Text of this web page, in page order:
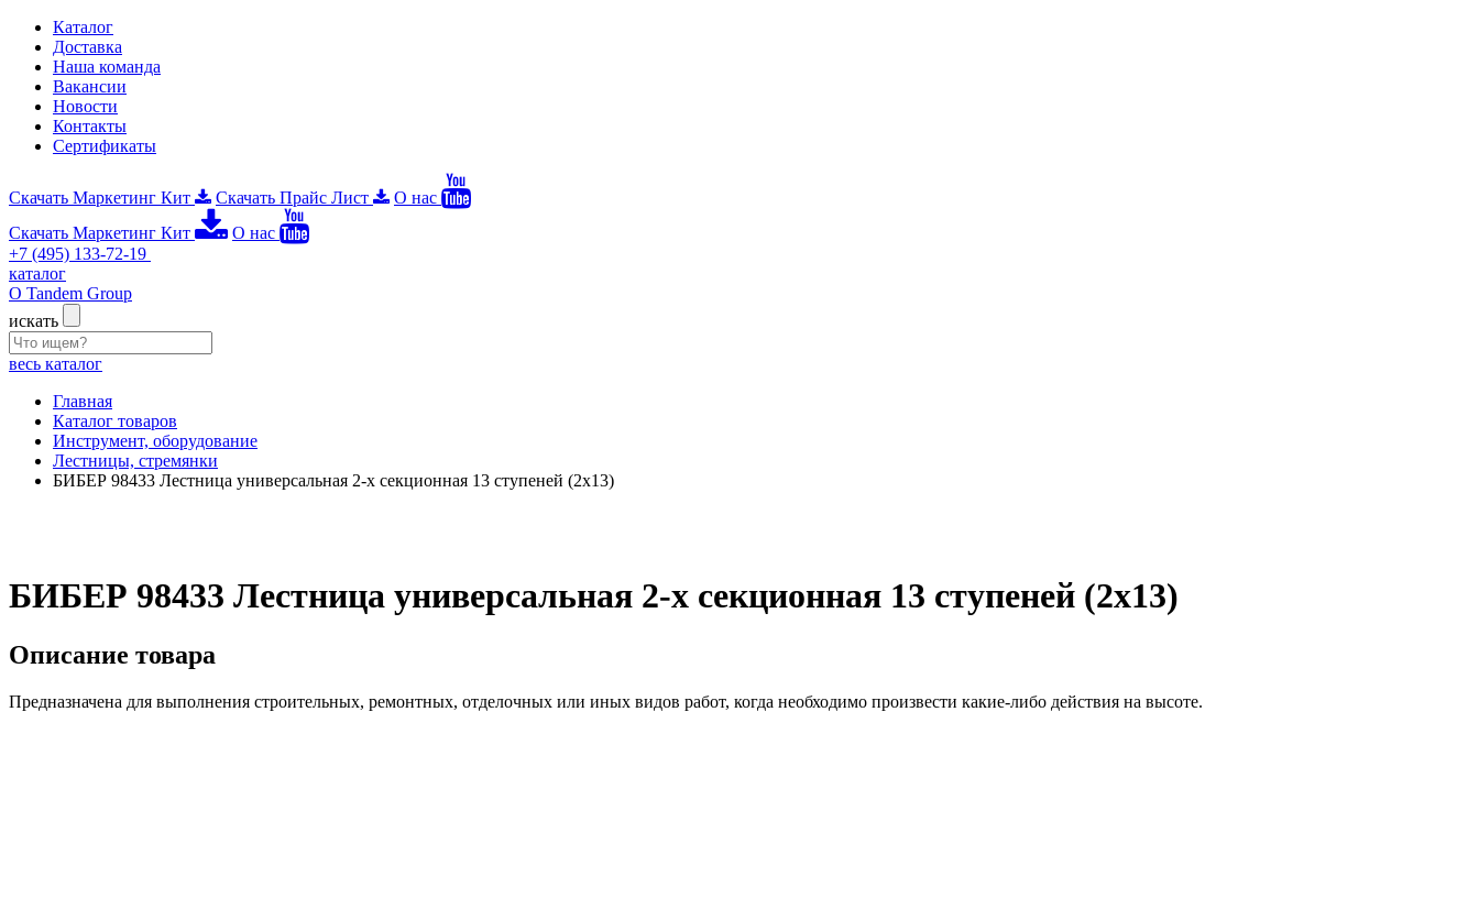
Каталог
Доставка
Наша команда
Вакансии
Новости
Контакты
Сертификаты
Скачать Маркетинг Кит Скачать Прайс Лист
О нас
Скачать Маркетинг Кит
О нас
+7 (495) 133-72-19
каталог
О Tandem Group
искать
весь каталог
Главная
Каталог товаров
Инструмент, оборудование
Лестницы, стремянки
БИБЕР 98433 Лестница универсальная 2-х секционная 13 ступеней (2х13)
БИБЕР 98433 Лестница универсальная 2-х секционная 13 ступеней (2х13)
Описание товара
Предназначена для выполнения строительных, ремонтных, отделочных или иных видов работ, когда необходимо произвести какие-либо действия на высоте.